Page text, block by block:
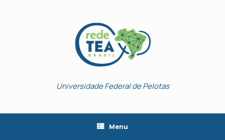
Universidade Federal de Pelotas
Menu